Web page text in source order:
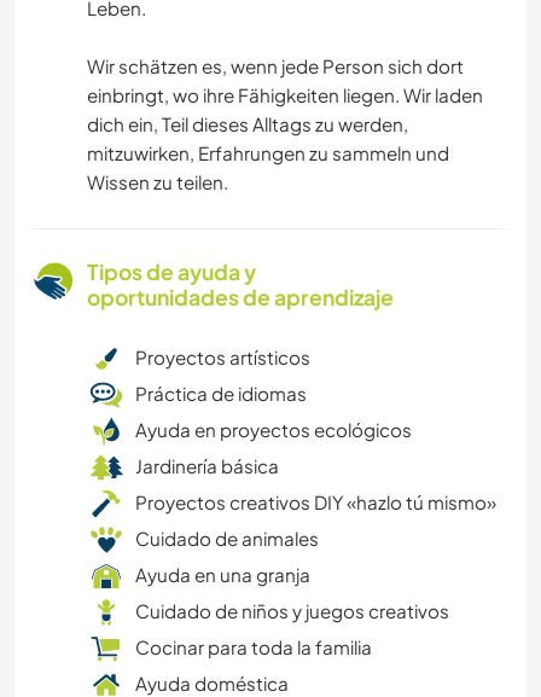
Leben.
Wir schätzen es, wenn jede Person sich dort
einbringt, wo ihre Fähigkeiten liegen. Wir laden
dich ein, Teil dieses Alltags zu werden,
mitzuwirken, Erfahrungen zu sammeln und
Wissen zu teilen.
Tipos de ayuda y
oportunidades de aprendizaje
Proyectos artísticos
Práctica de idiomas
Ayuda en proyectos ecológicos
Jardinería básica
Proyectos creativos DIY «hazlo tú mismo»
Cuidado de animales
Ayuda en una granja
Cuidado de niños y juegos creativos
Cocinar para toda la familia
Ayuda doméstica